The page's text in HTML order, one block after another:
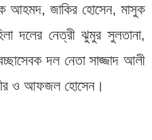
আহমদ, জাকির হোসেন, মাসুক
দলের নেত্রী ঝুমুর সুলতানা,
দল নেতা সাজ্জাদ আলী
ও আফজল হোসেন।